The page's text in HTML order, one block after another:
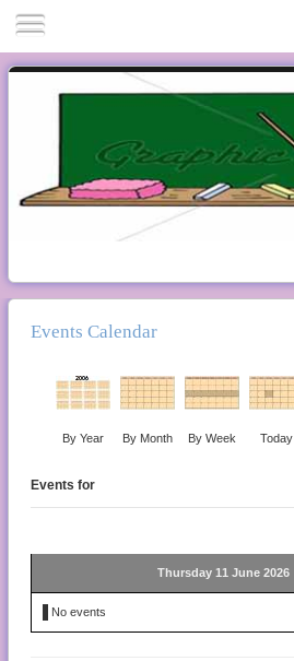
Events Calendar
By Year By Month By Week Today
Events for
Thursday 11 June 2026
No events